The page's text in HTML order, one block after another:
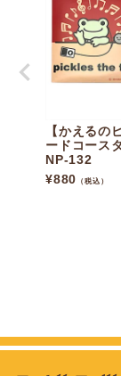
【かえるの
ードコース
NP-132
¥880 （税込）